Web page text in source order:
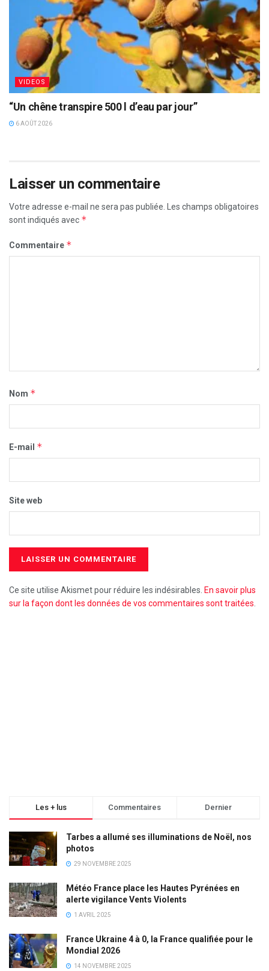
VIDEOS
“Un chêne transpire 500 l d’eau par jour”
6 AOÛT 2026
Laisser un commentaire
Votre adresse e-mail ne sera pas publiée. Les champs obligatoires
sont indiqués avec *
Commentaire *
Nom *
E-mail *
Site web
Ce site utilise Akismet pour réduire les indésirables. En savoir plus
sur la façon dont les données de vos commentaires sont traitées
Les + lus Commentaires Dernier
Tarbes a allumé ses illuminations de Noël, nos
photos
29 NOVEMBRE 2025
Météo France place les Hautes Pyrénées en
alerte vigilance Vents Violents
1 AVRIL 2025
France Ukraine 4 à 0, la France qualifiée pour le
Mondial 2026
14 NOVEMBRE 2025